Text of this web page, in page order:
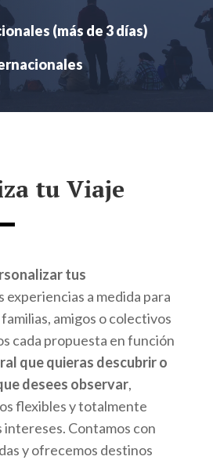
(más de 3 días)
tu Viaje
tus
experiencias a medida para
amigos o colectivos
cada propuesta en función
que quieras descubrir o
desees observar,
flexibles y totalmente
intereses. Contamos con
y ofrecemos destinos